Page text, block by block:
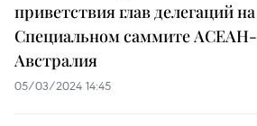
приветствия глав делегаций на
Специальном саммите АСЕАН-
Австралия
05/03/2024 14:45